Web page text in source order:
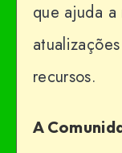
que ajuda a
recursos.
A